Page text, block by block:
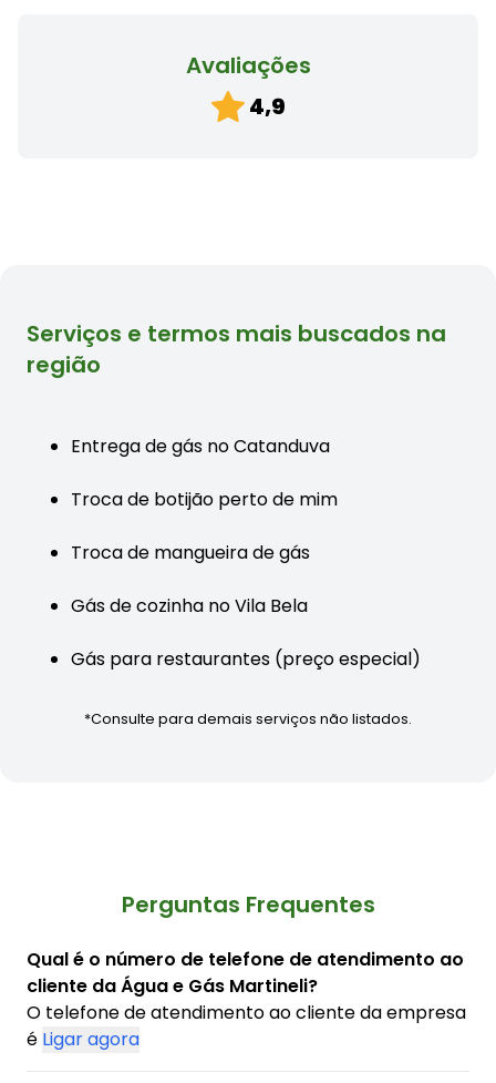
Avaliações
4,9
Serviços e termos mais buscados na
região
Entrega de gás no Catanduva
Troca de botijão perto de mim
Troca de mangueira de gás
Gás de cozinha no Vila Bela
Gás para restaurantes (preço especial)
*Consulte para demais serviços não listados.
Perguntas Frequentes
Qual é o número de telefone de atendimento ao
cliente da Água e Gás Martineli?
O telefone de atendimento ao cliente da empresa
é Ligar agora